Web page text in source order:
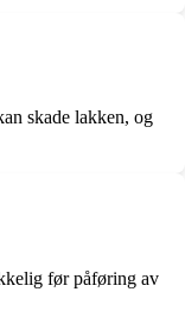
skade lakken, og
før påføring av